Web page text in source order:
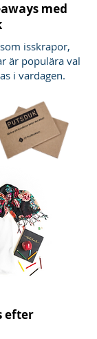
med
isskrapor,
är populära val
i vardagen.
efter